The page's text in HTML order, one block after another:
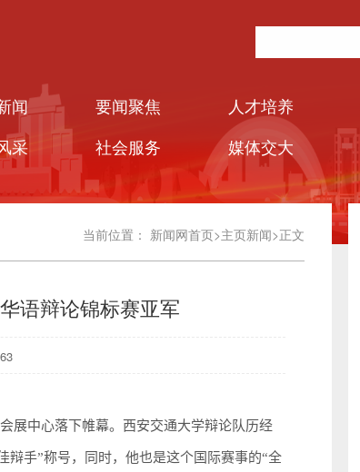
闻 要闻聚焦 人才培养
采
社会服务 媒体交大
当前位置： 新闻网首页>主页新闻>正文
语辩论锦标赛亚军
展中心落下帷幕。西安交通大学辩论队历经
辩手”称号，同时，他也是这个国际赛事的“全